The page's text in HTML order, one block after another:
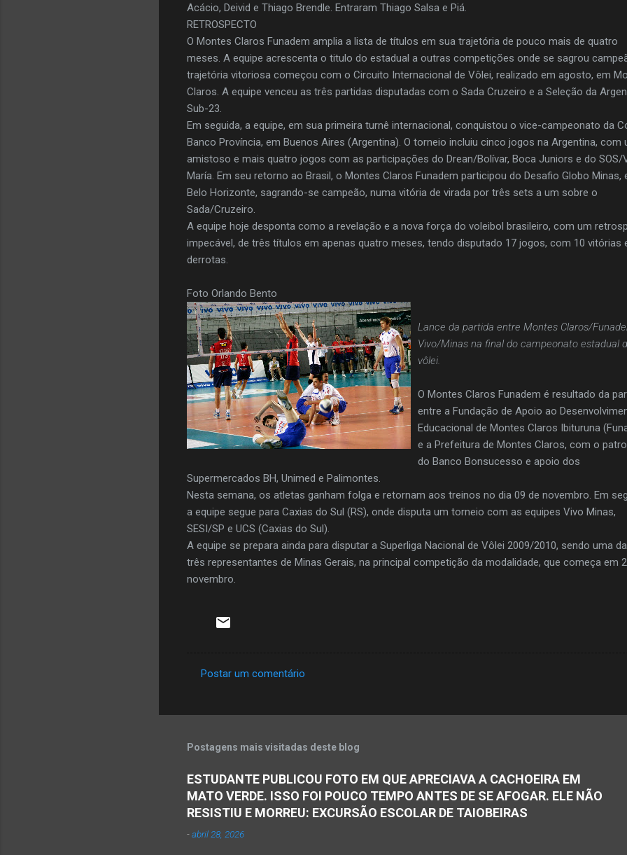
Acácio, Deivid e Thiago Brendle. Entraram Thiago Salsa e Piá.
RETROSPECTO
O Montes Claros Funadem amplia a lista de títulos em sua trajetória de pouco mais de quatro
meses. A equipe acrescenta o titulo do estadual a outras competições onde se sagrou
trajetória vitoriosa começou com o Circuito Internacional de Vôlei, realizado em agosto, em
Claros. A equipe venceu as três partidas disputadas com o Sada Cruzeiro e a Seleção da
Sub-23.
Em seguida, a equipe, em sua primeira turnê internacional, conquistou o vice-campeonato da
Banco Província, em Buenos Aires (Argentina). O torneio incluiu cinco jogos na Argentina, com
amistoso e mais quatro jogos com as participações do Drean/Bolívar, Boca Juniors e do SOS/
María. Em seu retorno ao Brasil, o Montes Claros Funadem participou do Desafio Globo Minas,
Belo Horizonte, sagrando-se campeão, numa vitória de virada por três sets a um sobre o
Sada/Cruzeiro.
A equipe hoje desponta como a revelação e a nova força do voleibol brasileiro, com um
impecável, de três títulos em apenas quatro meses, tendo disputado 17 jogos, com 10 vitórias
derrotas.
Foto Orlando Bento
Lance da partida entre Montes Claros/
Vivo/Minas na final do campeonato estadual
vôlei.
O Montes Claros Funadem é resultado da
entre a Fundação de Apoio ao
Educacional de Montes Claros Ibituruna
e a Prefeitura de Montes Claros, com o
do Banco Bonsucesso e apoio dos
Supermercados BH, Unimed e Palimontes.
Nesta semana, os atletas ganham folga e retornam aos treinos no dia 09 de novembro. Em
a equipe segue para Caxias do Sul (RS), onde disputa um torneio com as equipes Vivo Minas,
SESI/SP e UCS (Caxias do Sul).
A equipe se prepara ainda para disputar a Superliga Nacional de Vôlei 2009/2010, sendo uma
três representantes de Minas Gerais, na principal competição da modalidade, que começa em
novembro.
e
t
á
Postar um comentário
Postagens mais visitadas deste blog
ESTUDANTE PUBLICOU FOTO EM QUE APRECIAVA A CACHOEIRA EM
MATO VERDE. ISSO FOI POUCO TEMPO ANTES DE SE AFOGAR. ELE NÃO
RESISTIU E MORREU: EXCURSÃO ESCOLAR DE TAIOBEIRAS
-abril 28, 2026